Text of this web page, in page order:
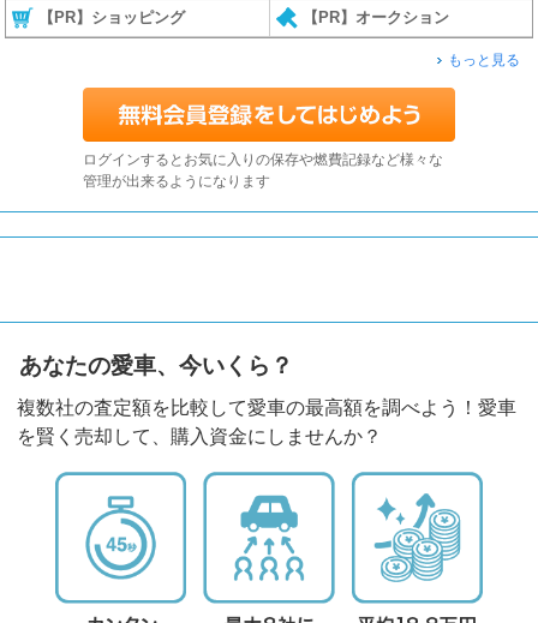
【PR】ショッピング 【PR】オークション
もっと見る
ログインするとお気に入りの保存や燃費記録など様々な
管理が出来るようになります
あなたの愛車、今いくら？
複数社の査定額を比較して愛車の最高額を調べよう！愛車
を賢く売却して、購入資金にしませんか？